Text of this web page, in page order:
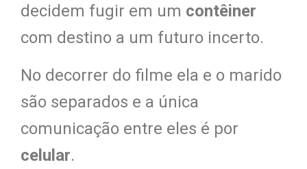
decidem fugir em um contêiner
com destino a um futuro incerto.
No decorrer do filme ela e o marido
são separados e a única
comunicação entre eles é por
celular.